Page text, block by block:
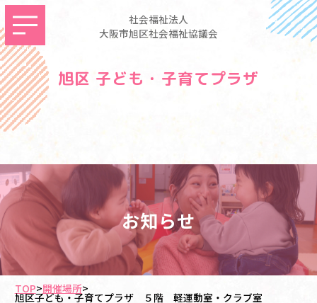
社会福祉法人
大阪市旭区社会福祉協議会
旭区 子ども・子育てプラザ
お知らせ
TOP>開催場所>
旭区子ども・子育てプラザ ５階 軽運動室・クラブ室